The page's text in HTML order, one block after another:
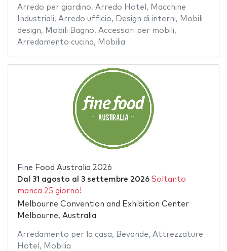
Arredo per giardino, Arredo Hotel , Macchine
Industriali, Arredo ufficio, Design di interni, Mobili
design, Mobili Bagno, Accessori per mobili,
Arredamento cucina, Mobilia
Fine Food Australia 2026
Dal 31 agosto al 3 settembre 2026 Soltanto
manca 25 giorno!
Melbourne Convention and Exhibition Center
Melbourne, Australia
Arredamento per la casa, Bevande, Attrezzature
Hotel , Mobilia